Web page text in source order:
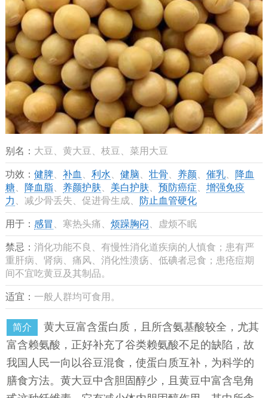
别名： 大豆、黄大豆、枝豆、菜用大豆
功效： 健脾、 补血 利水 健脑 壮骨 养颜、 催乳、
降血
糖、 降血脂、 养颜护肤、 美白护肤、 预防癌症
增强免疫
力
、减少骨丢失、促进骨生成、 防止血管硬化
用于： 感冒 、寒热头痛、 烦躁胸闷 、虚烦不眠
禁忌： 消化功能不良、有慢性消化道疾病的人慎食；患有严
重肝病、肾病、痛风、消化性溃疡、低碘者忌食；患疮痘期
间不宜吃黄豆及其制品。
适宜： 一般人群均可食用。
简介
黄大豆富含蛋白质，且所含氨基酸较全，尤其
富含赖氨酸，正好补充了谷类赖氨酸不足的缺陷，故
我国人民一向以谷豆混食，使蛋白质互补，为科学的
膳食方法。黄大豆中含胆固醇少，且黄豆中富含皂角